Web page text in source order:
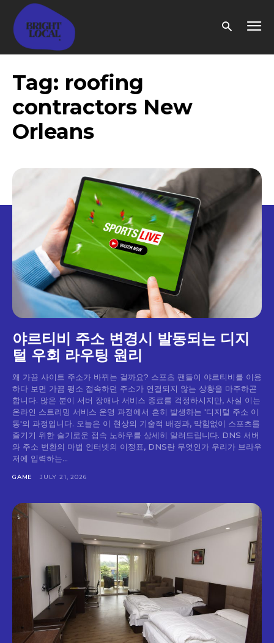
Tag: roofing
contractors New
Orleans
야르티비 주소 변경시 발동되는 디지
털 우회 라우팅 원리
왜 가끔 사이트 주소가 바뀌는 걸까요? 스포츠 팬들이 야르티비를 이용
하다 보면 가끔 평소 접속하던 주소가 연결되지 않는 상황을 마주하곤
합니다. 많은 분이 서버 장애나 서비스 종료를 걱정하시지만, 사실 이는
온라인 스트리밍 서비스 운영 과정에서 흔히 발생하는 '디지털 주소 이
동'의 과정입니다. 오늘은 이 현상의 기술적 배경과, 막힘없이 스포츠를
즐기기 위한 슬기로운 접속 노하우를 상세히 알려드립니다. DNS 서버
와 주소 변환의 마법 인터넷의 이정표, DNS란 무엇인가 우리가 브라우
저에 입력하는...
GAME JULY 21, 2026